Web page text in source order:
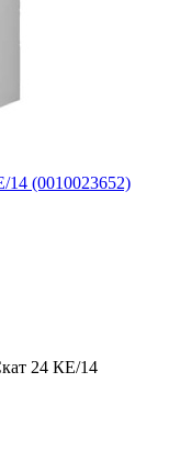
14 (0010023652)
24 КE/14